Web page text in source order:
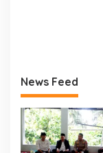
News Feed